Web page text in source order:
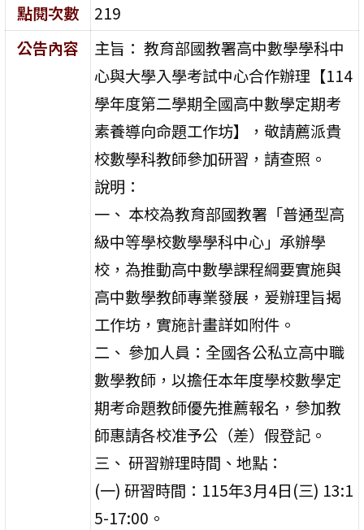
點閱次數
219
公告內容
主旨： 教育部國教署高中數學學科中
心與大學入學考試中心合作辦理【114
學年度第二學期全國高中數學定期考
素養導向命題工作坊】，敬請薦派貴
校數學科教師參加研習，請查照。
說明：
一、 本校為教育部國教署「普通型高
級中等學校數學學科中心」承辦學
校，為推動高中數學課程綱要實施與
高中數學教師專業發展，爰辦理旨揭
工作坊，實施計畫詳如附件。
二、 參加人員：全國各公私立高中職
數學教師，以擔任本年度學校數學定
期考命題教師優先推薦報名，參加教
師惠請各校准予公（差）假登記。
三、 研習辦理時間、地點：
(一) 研習時間：115年3月4日(三) 13:1
5-17:00。